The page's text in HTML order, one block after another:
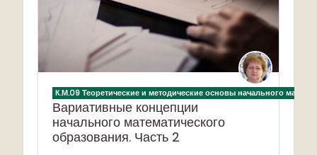
К.М.09 Теоретические и методические основы начального
Вариативные концепции
начального математического
образования. Часть 2